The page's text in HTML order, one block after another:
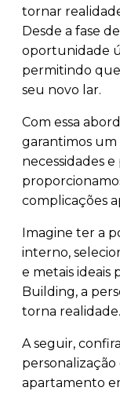
tornar
Desde a fase
oportunidade
permitindo
seu novo lar.
Com essa
garantimos um
necessidades
complicações
Imagine ter a
interno,
e metais ideais
Building, a
torna realidade.
A seguir,
personalização
apartamento